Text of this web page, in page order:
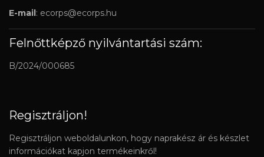
E-mail: ecorps@ecorps.hu
Felnőttképző nyilvántartási szám:
B/2024/000685
Regisztráljon!
Regisztráljon weboldalunkon, hogy naprakész ár és készlet
információkat kapjon termékeinkről!